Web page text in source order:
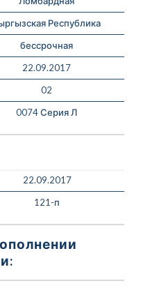
Республика
бессрочная
22.09.2017
02
0074 Серия Л
22.09.2017
121-п